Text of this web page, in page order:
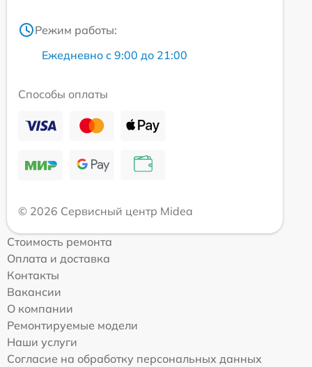
Режим работы:
Ежедневно с 9:00 до 21:00
Способы оплаты
© 2026 Сервисный центр Midea
Стоимость ремонта
Оплата и доставка
Контакты
Вакансии
О компании
Ремонтируемые модели
Наши услуги
Согласие на обработку персональных данных